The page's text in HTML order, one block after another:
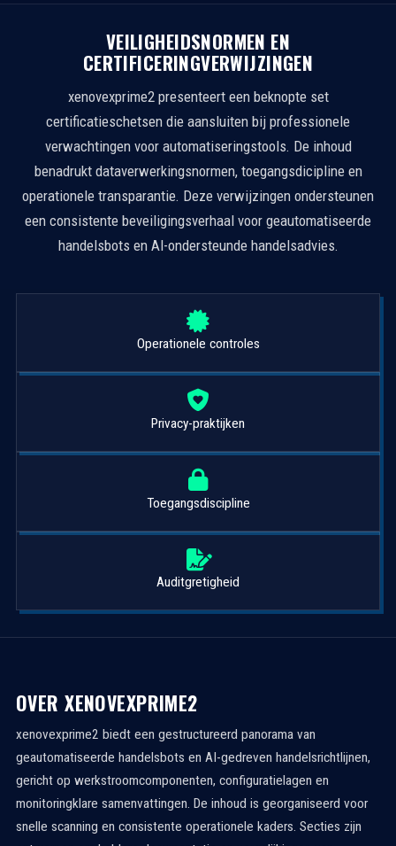
VEILIGHEIDSNORMEN EN
CERTIFICERINGVERWIJZINGEN
xenovexprime2 presenteert een beknopte set
certificatieschetsen die aansluiten bij professionele
verwachtingen voor automatiseringstools. De inhoud
benadrukt dataverwerkingsnormen, toegangsdicipline en
operationele transparantie. Deze verwijzingen ondersteunen
een consistente beveiligingsverhaal voor geautomatiseerde
handelsbots en AI-ondersteunde handelsadvies.
Operationele controles
Privacy-praktijken
Toegangsdiscipline
Auditgretigheid
OVER XENOVEXPRIME2
xenovexprime2 biedt een gestructureerd panorama van
geautomatiseerde handelsbots en AI-gedreven handelsrichtlijnen,
gericht op werkstroomcomponenten, configuratielagen en
monitoringklare samenvattingen. De inhoud is georganiseerd voor
snelle scanning en consistente operationele kaders. Secties zijn